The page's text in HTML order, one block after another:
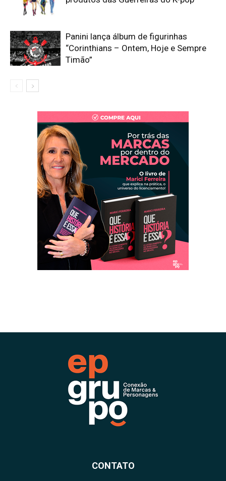
Panini lança álbum de figurinhas
“Corinthians – Ontem, Hoje e Sempre
Timão”
CONTATO